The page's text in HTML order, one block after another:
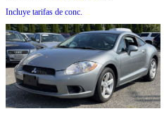
Incluye tarifas de conc.